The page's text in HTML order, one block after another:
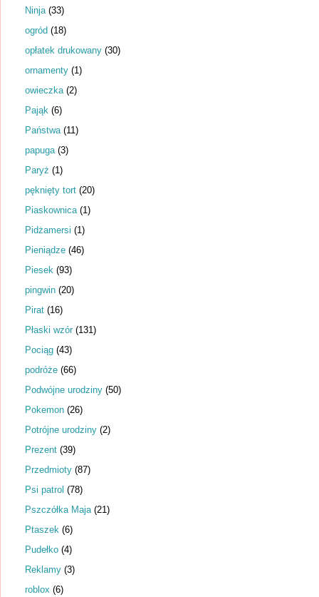
Ninja (33)
ogród (18)
opłatek drukowany (30)
ornamenty (1)
owieczka (2)
Pająk (6)
Państwa (11)
papuga (3)
Paryż (1)
pęknięty tort (20)
Piaskownica (1)
Pidżamersi (1)
Pieniądze (46)
Piesek (93)
pingwin (20)
Pirat (16)
Płaski wzór (131)
Pociąg (43)
podróże (66)
Podwójne urodziny (50)
Pokemon (26)
Potrójne urodziny (2)
Prezent (39)
Przedmioty (87)
Psi patrol (78)
Pszczółka Maja (21)
Ptaszek (6)
Pudełko (4)
Reklamy (3)
roblox (6)